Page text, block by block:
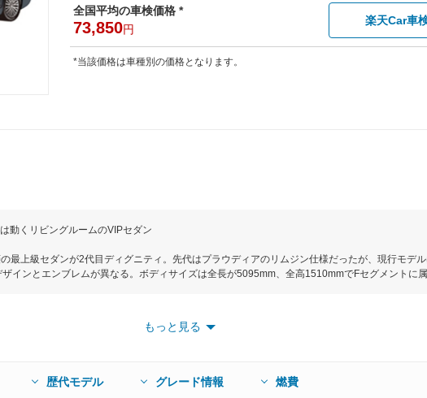
全国平均の車検価格 *
73,850円
楽天Car車
*当該価格は車種別の価格となります。
動くリビングルームのVIPセダン
最上級セダンが2代目ディグニティ。先代はプラウディアのリムジン仕様だったが、現行モデ
インとエンブレムが異なる。ボディサイズは全長が5095mm、全高1510mmでFセグメントに
製のシアターシステム、フロントヘッドレスト一体形７インチワイドディスプレイなどさなが
もっと見る
歴代モデル グレード情報 燃費